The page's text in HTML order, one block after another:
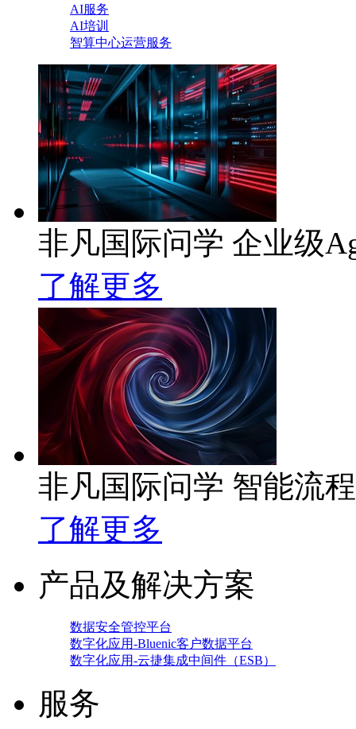
AI服务
AI培训
智算中心运营服务
非凡国际问学 企业级
了解更多
非凡国际问学 智能流
了解更多
产品及解决方案
数据安全管控平台
数字化应用-Bluenic客户数据平台
数字化应用-云捷集成中间件（ESB）
服务